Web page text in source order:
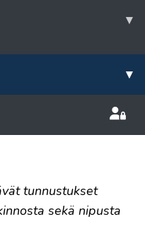
▾
▾
tunnustukset
sekä nipusta